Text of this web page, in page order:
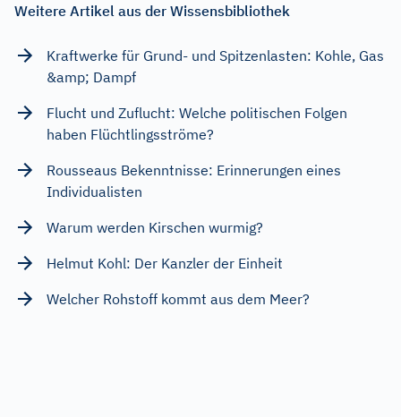
Weitere Artikel aus der Wissensbibliothek
Kraftwerke für Grund- und Spitzenlasten: Kohle, Gas
&amp; Dampf
Flucht und Zuflucht: Welche politischen Folgen
haben Flüchtlingsströme?
Rousseaus Bekenntnisse: Erinnerungen eines
Individualisten
Warum werden Kirschen wurmig?
Helmut Kohl: Der Kanzler der Einheit
Welcher Rohstoff kommt aus dem Meer?